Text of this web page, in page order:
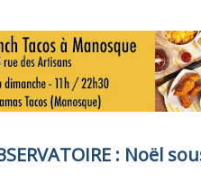
: Noël